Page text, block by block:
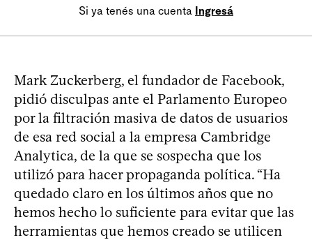
Si ya tenés una cuenta Ingresá
Mark Zuckerberg, el fundador de Facebook,
pidió disculpas ante el Parlamento Europeo
por la filtración masiva de datos de usuarios
de esa red social a la empresa Cambridge
Analytica, de la que se sospecha que los
utilizó para hacer propaganda política. “Ha
quedado claro en los últimos años que no
hemos hecho lo suficiente para evitar que las
herramientas que hemos creado se utilicen